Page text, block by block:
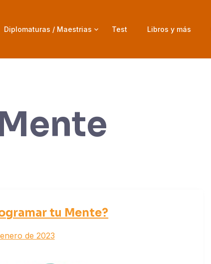
Diplomaturas / Maestrias Test Libros y más
tu Mente?
de 2023